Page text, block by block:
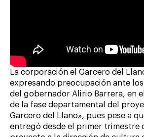
La corporación el Garcero del
expresando preocupación ante
del gobernador Alirio Barrera, en
de la fase departamental del
Garcero del Llano», pues pese a
entregó desde el primer trimestre